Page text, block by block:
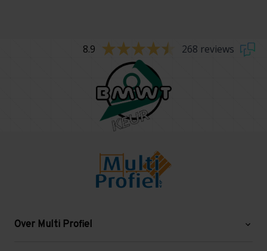
8.9 268 reviews
Over Multi Profiel